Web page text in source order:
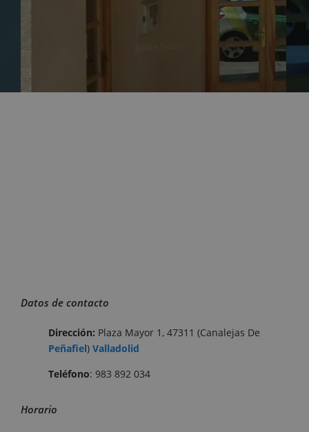
Datos de contacto
Dirección: Plaza Mayor 1, 47311 (Canalejas De
Peñafiel) Valladolid
Teléfono: 983 892 034
Horario